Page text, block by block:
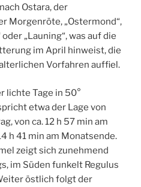
Ostara, der
Morgenröte, „Ostermond“,
„Launing“, was auf die
im April hinweist, die
Vorfahren auffiel.
lichte Tage in 50°
etwa der Lage von
von ca. 12 h 57 min am
h 41 min am Monatsende.
zeigt sich zunehmend
im Süden funkelt Regulus
östlich folgt der